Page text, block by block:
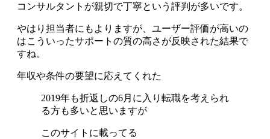
コンサルタントが親切で丁寧という評判が多いです。
やはり担当者にもよりますが、ユーザー評価が高いの
はこういったサポートの質の高さが反映された結果で
すね。
年収や条件の要望に応えてくれた
2019年も折返しの6月に入り転職を考えられ
る方も多いと思いますが
このサイトに載ってる